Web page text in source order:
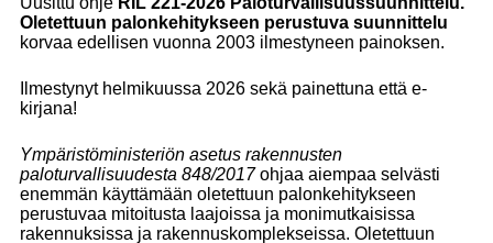
Oletettuun palonkehitykseen perustuva suunnittelu
korvaa edellisen vuonna 2003 ilmestyneen painoksen.
Ilmestynyt helmikuussa 2026 sekä painettuna että e-
kirjana!
Ympäristöministeriön asetus rakennusten
paloturvallisuudesta 848/2017 ohjaa aiempaa selvästi
enemmän käyttämään oletettuun palonkehitykseen
perustuvaa mitoitusta laajoissa ja monimutkaisissa
rakennuksissa ja rakennuskomplekseissa. Oletettuun